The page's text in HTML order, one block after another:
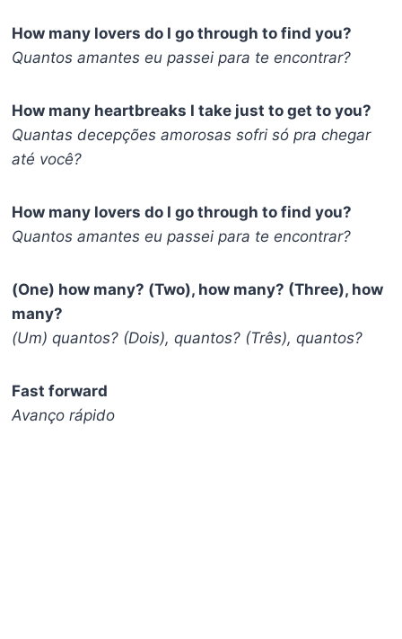
How many lovers do I go through to find you?
Quantos amantes eu passei para te encontrar?
How many heartbreaks I take just to get to you?
Quantas decepções amorosas sofri só pra chegar
até você?
How many lovers do I go through to find you?
Quantos amantes eu passei para te encontrar?
(One) how many? (Two), how many? (Three), how
many?
(Um) quantos? (Dois), quantos? (Três), quantos?
Fast forward
Avanço rápido